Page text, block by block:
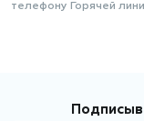
телефону Горячей